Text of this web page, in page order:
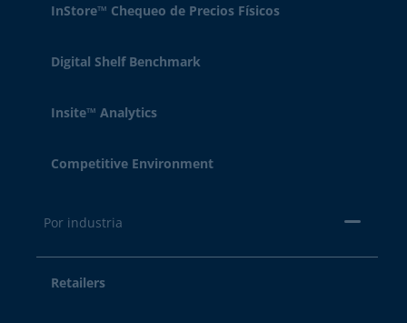
InStore™ Chequeo de Precios Físicos
Digital Shelf Benchmark
Insite™ Analytics
Competitive Environment
Por industria
Retailers